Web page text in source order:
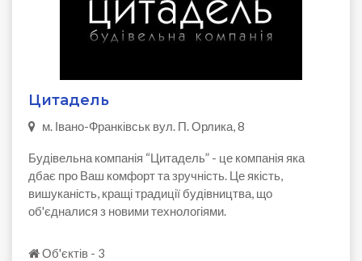
Цитадель
м. Івано-Франківськ вул. П. Орлика, 8
Будівельна компанія “Цитадель” - це компанія яка
дбає про Ваш комфорт та зручність. Це якість,
вишуканість, кращі традиції будівництва, що
об'єдналися з новими технологіями.
Об'єктів - 3